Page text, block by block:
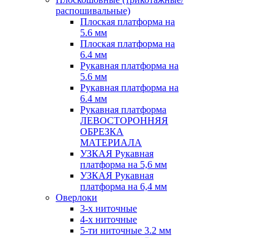
распошивальные)
Плоская платформа на
5.6 мм
Плоская платформа на
6.4 мм
Рукавная платформа на
5.6 мм
Рукавная платформа на
6.4 мм
Рукавная платформа
ЛЕВОСТОРОННЯЯ
ОБРЕЗКА
МАТЕРИАЛА
УЗКАЯ Рукавная
платформа на 5,6 мм
УЗКАЯ Рукавная
платформа на 6,4 мм
Оверлоки
3-х ниточные
4-х ниточные
5-ти ниточные 3.2 мм